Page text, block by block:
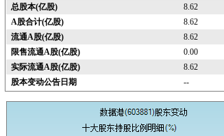
总股本(亿股)
8.62
A股合计(亿股)
8.62
流通A股(亿股)
8.62
限售流通A股(亿股)
0.00
实际流通A股(亿股)
8.62
股本变动公告日期
--